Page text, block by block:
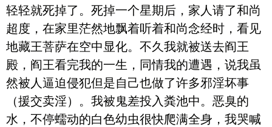
轻轻就死掉了。死掉一个星期后，家人请了和尚
超度，在家里茫然地飘着听着和尚念经时，看见
地藏王菩萨在空中显化。不久我就被送去阎王
殿，阎王看完我的一生，同情我的遭遇，说我虽
然被人逼迫侵犯但是自己也做了许多邪淫坏事
（援交卖淫）。我被鬼差投入粪池中。恶臭的
水，不停蠕动的白色幼虫很快爬满全身，我哭喊